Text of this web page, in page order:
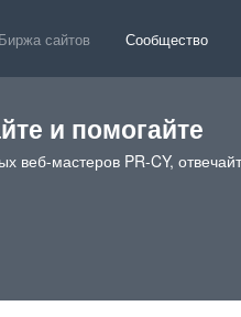
Биржа сайтов Сообщество
и помогайте
веб-мастеров PR-CY,